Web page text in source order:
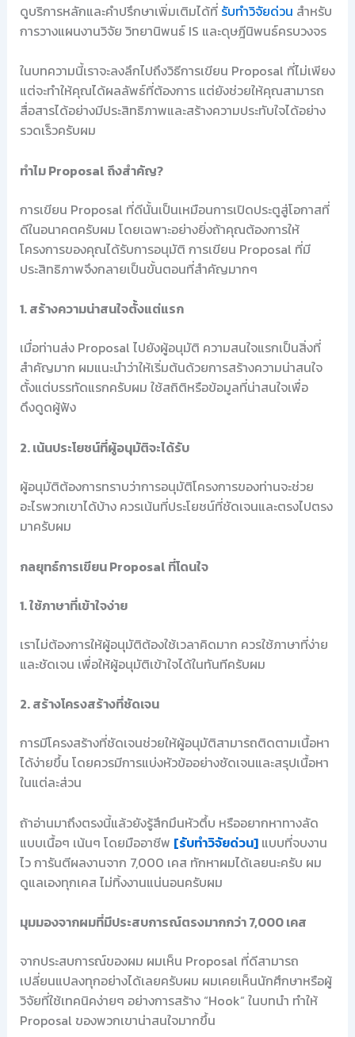
ดูบริการหลักและคำปรึกษาเพิ่มเติมได้ที่ รับทำวิจัยด่วน สำหรับ
การวางแผนงานวิจัย วิทยานิพนธ์ IS และดุษฎีนิพนธ์ครบวงจร
ในบทความนี้เราจะลงลึกไปถึงวิธีการเขียน Proposal ที่ไม่เพียง
แต่จะทำให้คุณได้ผลลัพธ์ที่ต้องการ แต่ยังช่วยให้คุณสามารถ
สื่อสารได้อย่างมีประสิทธิภาพและสร้างความประทับใจได้อย่าง
รวดเร็วครับผม
ทำไม Proposal ถึงสำคัญ?
การเขียน Proposal ที่ดีนั้นเป็นเหมือนการเปิดประตูสู่โอกาสที่
ดีในอนาคตครับผม โดยเฉพาะอย่างยิ่งถ้าคุณต้องการให้
โครงการของคุณได้รับการอนุมัติ การเขียน Proposal ที่มี
ประสิทธิภาพจึงกลายเป็นขั้นตอนที่สำคัญมากๆ
1. สร้างความน่าสนใจตั้งแต่แรก
เมื่อท่านส่ง Proposal ไปยังผู้อนุมัติ ความสนใจแรกเป็นสิ่งที่
สำคัญมาก ผมแนะนำว่าให้เริ่มต้นด้วยการสร้างความน่าสนใจ
ตั้งแต่บรรทัดแรกครับผม ใช้สถิติหรือข้อมูลที่น่าสนใจเพื่อ
ดึงดูดผู้ฟัง
2. เน้นประโยชน์ที่ผู้อนุมัติจะได้รับ
ผู้อนุมัติต้องการทราบว่าการอนุมัติโครงการของท่านจะช่วย
อะไรพวกเขาได้บ้าง ควรเน้นที่ประโยชน์ที่ชัดเจนและตรงไปตรง
มาครับผม
กลยุทธ์การเขียน Proposal ที่โดนใจ
1. ใช้ภาษาที่เข้าใจง่าย
เราไม่ต้องการให้ผู้อนุมัติต้องใช้เวลาคิดมาก ควรใช้ภาษาที่ง่าย
และชัดเจน เพื่อให้ผู้อนุมัติเข้าใจได้ในทันทีครับผม
2. สร้างโครงสร้างที่ชัดเจน
การมีโครงสร้างที่ชัดเจนช่วยให้ผู้อนุมัติสามารถติดตามเนื้อหา
ได้ง่ายขึ้น โดยควรมีการแบ่งหัวข้ออย่างชัดเจนและสรุปเนื้อหา
ในแต่ละส่วน
ถ้าอ่านมาถึงตรงนี้แล้วยังรู้สึกมึนหัวตึ้บ หรืออยากหาทางลัด
แบบเนื้อๆ เน้นๆ โดยมืออาชีพ [รับทำวิจัยด่วน]แบบที่จบงาน
ไว การันตีผลงานจาก 7,000 เคส ทักหาผมได้เลยนะครับ ผม
ดูแลเองทุกเคส ไม่ทิ้งงานแน่นอนครับผม
มุมมองจากผมที่มีประสบการณ์ตรงมากกว่า 7,000 เคส
จากประสบการณ์ของผม ผมเห็น Proposal ที่ดีสามารถ
เปลี่ยนแปลงทุกอย่างได้เลยครับผม ผมเคยเห็นนักศึกษาหรือผู้
วิจัยที่ใช้เทคนิคง่ายๆ อย่างการสร้าง “Hook” ในบทนำ ทำให้
Proposal ของพวกเขาน่าสนใจมากขึ้น